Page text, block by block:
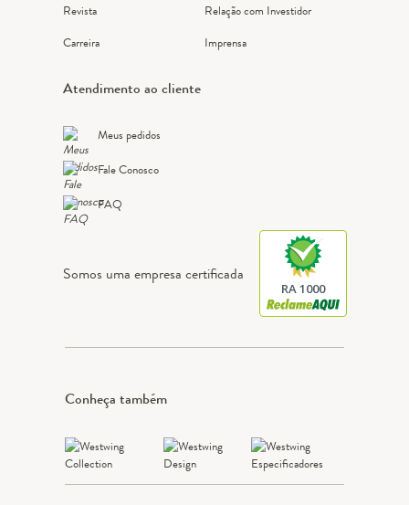
Revista
Carreira
Relação com Investidor
Imprensa
Atendimento ao cliente
Meus pedidos
Fale Conosco
FAQ
Somos uma empresa certificada
RA 1000
Conheça também